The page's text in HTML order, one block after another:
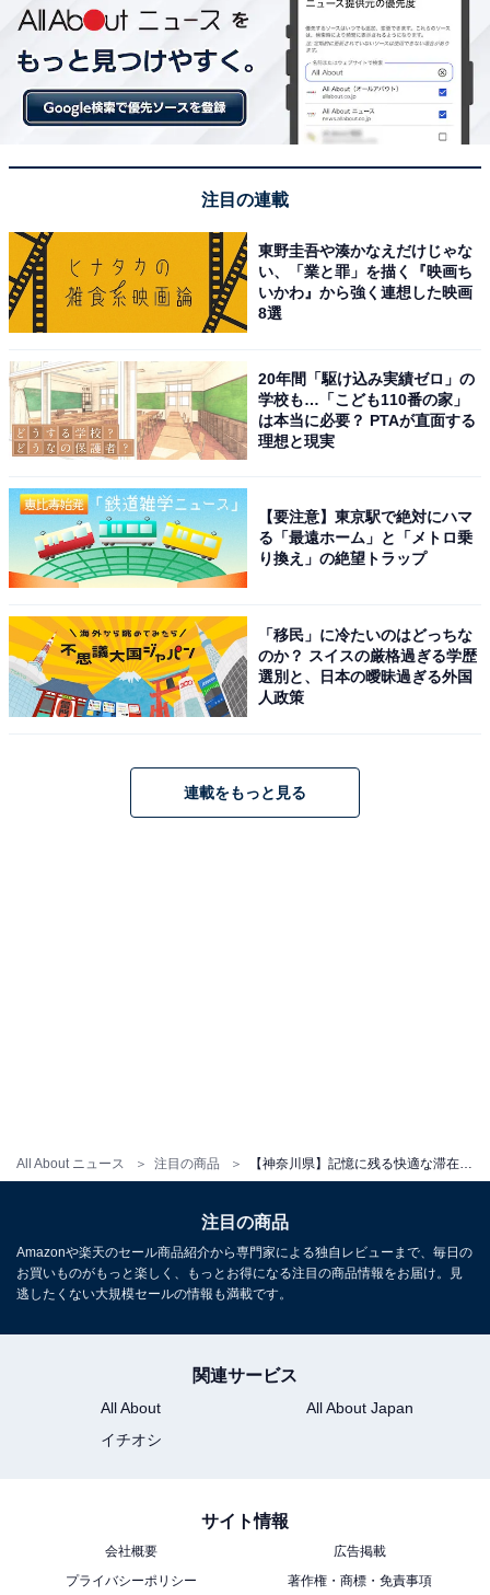
All About ニュース 注目の商品
「大磯プリンスホテル」は絶景インフィニティプ
ールとスパが魅力
大磯プリンスホテル（画像：「大磯プリンスホテル」公式Webサイトよ
り）
「大磯プリンスホテル」は、湘南の海を一望する絶好の
目は、海と空が一体化するような「THERMAL SPA
S.WAVE」。冬でも温水で楽しめる屋外インフィニティ
アクセス
所在地：神奈川県中郡大磯町国府本郷546
交通手段：JR東海道本線大磯駅からバスで約13分／タク
シーで約9分／西湘バイパス大磯ICから約1分
大人1名（参考価格）：2万3212円
注目の連載
東野圭吾や湊かなえだけじゃな
い、「業と罪」を描く『映画ち
いかわ』から強く連想した映画
8選
20年間「駆け込み実績ゼロ」の
学校も…「こども110番の家」
は本当に必要？ PTAが直面する
理想と現実
【要注意】東京駅で絶対にハマ
る「最遠ホーム」と「メトロ乗
り換え」の絶望トラップ
「移民」に冷たいのはどっちな
のか？ スイスの厳格過ぎる学歴
選別と、日本の曖昧過ぎる外国
人政策
連載をもっと見る
注目の商品
Amazonや楽天のセール商品紹介から専門家による独自レビューまで、毎日の
お買いものがもっと楽しく、もっとお得になる注目の商品情報をお届け。見
逃したくない大規模セールの情報も満載です。
関連サービス
All About
All About Japan
イチオシ
サイト情報
会社概要
広告掲載
プライバシーポリシー
著作権・商標・免責事項